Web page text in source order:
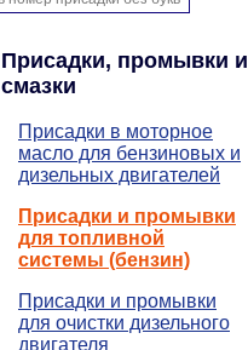
Присадки, промывки и
смазки
Присадки в моторное
масло для бензиновых и
дизельных двигателей
Присадки и промывки
для топливной
системы (бензин)
Присадки и промывки
для очистки дизельного
двигателя